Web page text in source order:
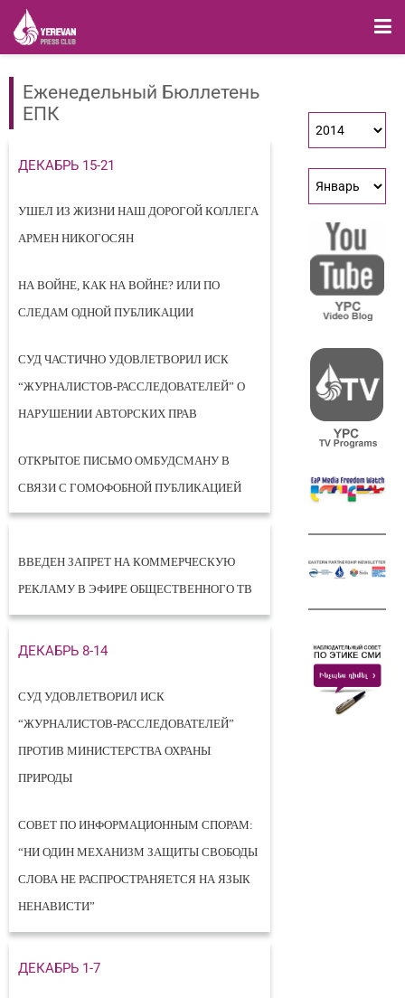
Еженедельный Бюллетень
ЕПК
ДЕКАБРЬ 15-21
УШЕЛ ИЗ ЖИЗНИ НАШ ДОРОГОЙ КОЛЛЕГА
АРМЕН НИКОГОСЯН
НА ВОЙНЕ, КАК НА ВОЙНЕ? ИЛИ ПО
СЛЕДАМ ОДНОЙ ПУБЛИКАЦИИ
СУД ЧАСТИЧНО УДОВЛЕТВОРИЛ ИСК
“ЖУРНАЛИСТОВ-РАССЛЕДОВАТЕЛЕЙ” О
НАРУШЕНИИ АВТОРСКИХ ПРАВ
ОТКРЫТОЕ ПИСЬМО ОМБУДСМАНУ В
СВЯЗИ С ГОМОФОБНОЙ ПУБЛИКАЦИЕЙ
ВВЕДЕН ЗАПРЕТ НА КОММЕРЧЕСКУЮ
РЕКЛАМУ В ЭФИРЕ ОБЩЕСТВЕННОГО ТВ
ДЕКАБРЬ 8-14
СУД УДОВЛЕТВОРИЛ ИСК
“ЖУРНАЛИСТОВ-РАССЛЕДОВАТЕЛЕЙ”
ПРОТИВ МИНИСТЕРСТВА ОХРАНЫ
ПРИРОДЫ
СОВЕТ ПО ИНФОРМАЦИОННЫМ СПОРАМ:
“НИ ОДИН МЕХАНИЗМ ЗАЩИТЫ СВОБОДЫ
СЛОВА НЕ РАСПРОСТРАНЯЕТСЯ НА ЯЗЫК
НЕНАВИСТИ”
ДЕКАБРЬ 1-7